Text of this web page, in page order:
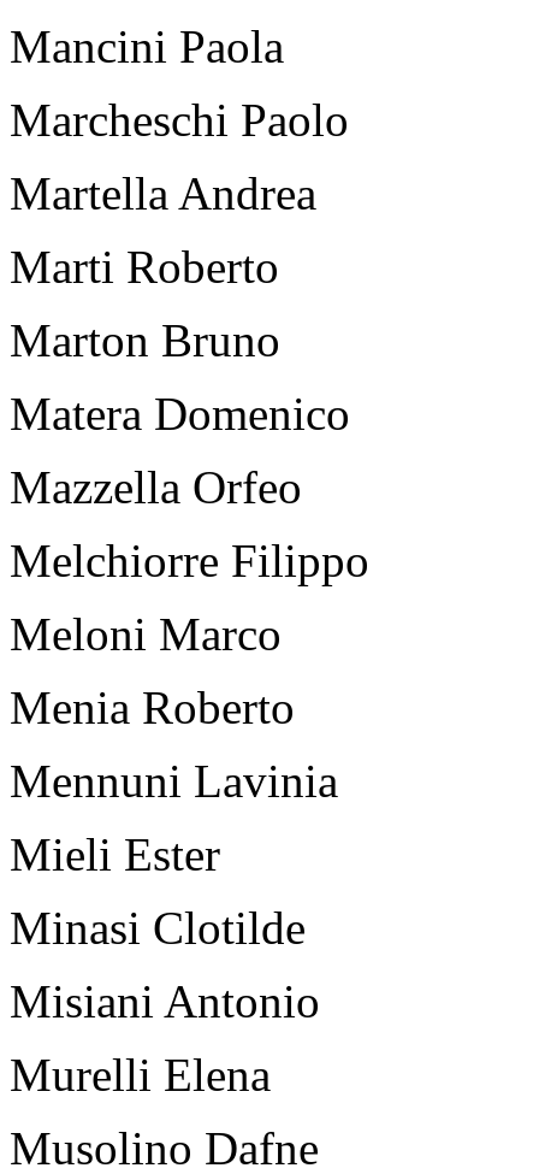
Mancini Paola
Marcheschi Paolo
Martella Andrea
Marti Roberto
Marton Bruno
Matera Domenico
Mazzella Orfeo
Melchiorre Filippo
Meloni Marco
Menia Roberto
Mennuni Lavinia
Mieli Ester
Minasi Clotilde
Misiani Antonio
Murelli Elena
Musolino Dafne